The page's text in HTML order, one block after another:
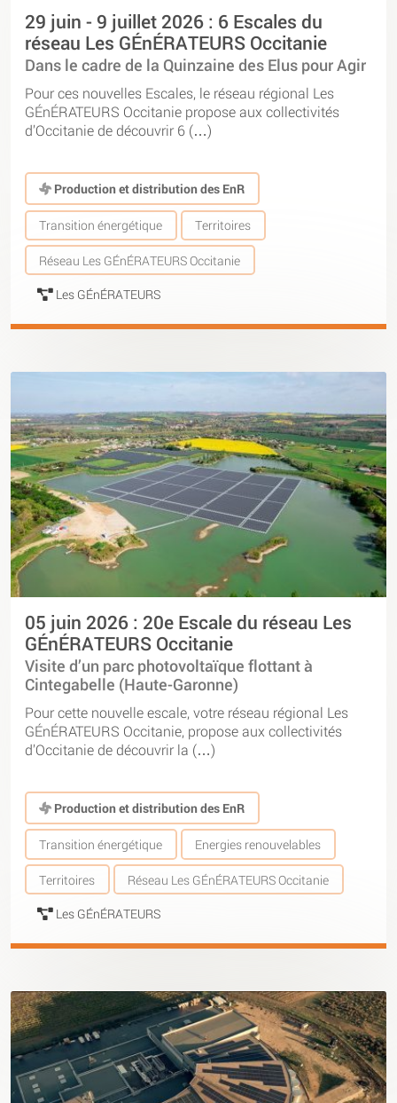
29 juin - 9 juillet 2026 : 6 Escales du
réseau Les GÉnÉRATEURS Occitanie
Dans le cadre de la Quinzaine des Elus pour Agir
Pour ces nouvelles Escales, le réseau régional Les
GÉnÉRATEURS Occitanie propose aux collectivités
d’Occitanie de découvrir 6 (…)
Production et distribution des EnR
Transition énergétique Territoires
Réseau Les GÉnÉRATEURS Occitanie
Les GÉnÉRATEURS
05 juin 2026 : 20e Escale du réseau Les
GÉnÉRATEURS Occitanie
Visite d’un parc photovoltaïque flottant à
Cintegabelle (Haute-Garonne)
Pour cette nouvelle escale, votre réseau régional Les
GÉnÉRATEURS Occitanie, propose aux collectivités
d’Occitanie de découvrir la (…)
Production et distribution des EnR
Transition énergétique Energies renouvelables
Territoires Réseau Les GÉnÉRATEURS Occitanie
Les GÉnÉRATEURS